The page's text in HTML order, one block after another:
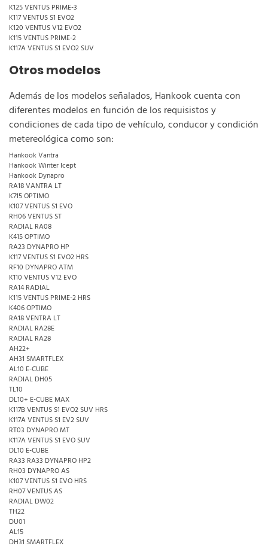
K125 VENTUS PRIME-3
K117 VENTUS S1 EVO2
K120 VENTUS V12 EVO2
K115 VENTUS PRIME-2
K117A VENTUS S1 EVO2 SUV
Otros modelos
Además de los modelos señalados, Hankook cuenta con
diferentes modelos en función de los requisistos y
condiciones de cada tipo de vehículo, conducor y condición
metereológica como son:
Hankook Vantra
Hankook Winter Icept
Hankook Dynapro
RA18 VANTRA LT
K715 OPTIMO
K107 VENTUS S1 EVO
RH06 VENTUS ST
RADIAL RA08
K415 OPTIMO
RA23 DYNAPRO HP
K117 VENTUS S1 EVO2 HRS
RF10 DYNAPRO ATM
K110 VENTUS V12 EVO
RA14 RADIAL
K115 VENTUS PRIME-2 HRS
K406 OPTIMO
RA18 VENTRA LT
RADIAL RA28E
RADIAL RA28
AH22+
AH31 SMARTFLEX
AL10 E-CUBE
RADIAL DH05
TL10
DL10+ E-CUBE MAX
K117B VENTUS S1 EVO2 SUV HRS
K117A VENTUS S1 EV2 SUV
RT03 DYNAPRO MT
K117A VENTUS S1 EVO SUV
DL10 E-CUBE
RA33 RA33 DYNAPRO HP2
RH03 DYNAPRO AS
K107 VENTUS S1 EVO HRS
RH07 VENTUS AS
RADIAL DW02
TH22
DU01
AL15
DH31 SMARTFLEX